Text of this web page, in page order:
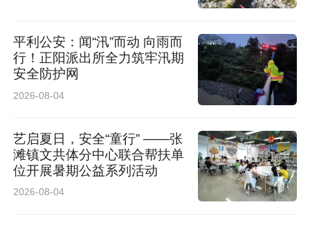
新驱动、乡村振兴全面推进等方面的战略部署。
通过不断提升产品服务的温度、拓宽责任投资的
广度、加大科技赋能的力度、夯实风险管理的厚
经济“减震器”和社会“稳定器”功能，以更卓越的
ESG实践引领行业前行，为建设金融强国、实现
中国式现代化贡献更为磅礴的“国寿力量”。
平利公安：闻“汛”而动 向雨而
行！正阳派出所全力筑牢汛期
安全防护网
2026-08-04
艺启夏日，安全“童行” ——张
滩镇文共体分中心联合帮扶单
位开展暑期公益系列活动
2026-08-04